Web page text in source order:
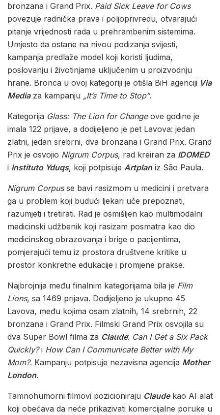
bronzana i Grand Prix. Paid Sick Leave for Cows
povezuje radnička prava i poljoprivredu, otvarajući
pitanje vrijednosti rada u prehrambenim sistemima.
Umjesto da ostane na nivou podizanja svijesti,
kampanja predlaže model koji koristi ljudima,
poslovanju i životinjama uključenim u proizvodnju
hrane. Bronca u ovoj kategoriji je otišla BiH agenciji Via
Mediaza kampanju „It’s Time to Stop“.
Kategorija Glass: The Lion for Changeove godine je
imala 122 prijave, a dodijeljeno je pet Lavova: jedan
zlatni, jedan srebrni, dva bronzana i Grand Prix. Grand
Prix je osvojio Nigrum Corpus, rad kreiran za IDOMED
i Instituto Yduqs, koji potpisuje Artplaniz São Paula.
Nigrum Corpusse bavi rasizmom u medicini i pretvara
ga u problem koji budući ljekari uče prepoznati,
razumjeti i tretirati. Rad je osmišljen kao multimodalni
medicinski udžbenik koji rasizam posmatra kao dio
medicinskog obrazovanja i brige o pacijentima,
pomjerajući temu iz prostora društvene kritike u
prostor konkretne edukacije i promjene prakse.
Najbrojnija među finalnim kategorijama bila je Film
Lions, sa 1469 prijava. Dodijeljeno je ukupno 45
Lavova, među kojima osam zlatnih, 14 srebrnih, 22
bronzana i Grand Prix. Filmski Grand Prix osvojila su
dva Super Bowl filma za Claude: Can I Get a Six Pack
Quickly?i How Can I Communicate Better with My
Mom?. Kampanju potpisuje nezavisna agencija Mother
London.
Tamnohumorni filmovi pozicioniraju Claudekao AI alat
koji obećava da neće prikazivati komercijalne poruke u